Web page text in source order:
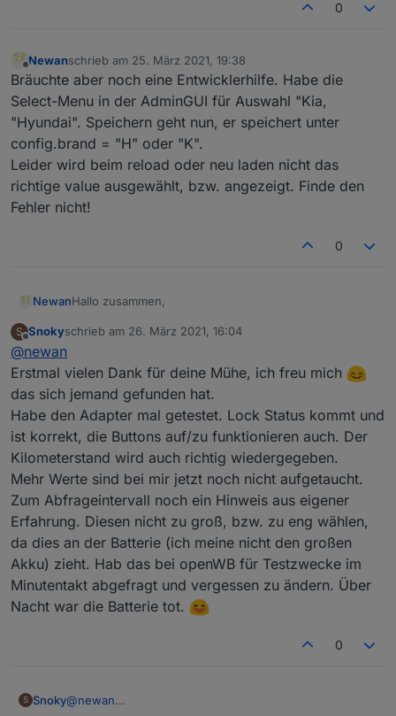
0
Offline
Newanschrieb am 25. März 2021, 19:38
zuletzt editiert von
Bräuchte aber noch eine Entwicklerhilfe. Habe die
Select-Menu in der AdminGUI für Auswahl "Kia,
"Hyundai". Speichern geht nun, er speichert unter
config.brand = "H" oder "K".
Leider wird beim reload oder neu laden nicht das
richtige value ausgewählt, bzw. angezeigt. Finde den
Fehler nicht!
0
NewanHallo zusammen,
nachdem unter
03ein Adapter Request gestellt wurde, habe ich mich
der Sache einmal angenommen.
Ich selber besitze kein Auto von Hyundai oder Kia und
ein User hat mir Zugangsdaten zur Verfügung gestellt
hat. Somit müsstet ihr mehr testen ;-)
Pre-Alpha zum testen:
https://github.com/Newan/ioBroker.bluelink
Freue mich auf Feedback!
S Snokyschrieb am 26. März 2021, 16:04
zuletzt editiert von
@newan
Erstmal vielen Dank für deine Mühe, ich freu mich
das sich jemand gefunden hat.
Habe den Adapter mal getestet. Lock Status kommt und
ist korrekt, die Buttons auf/zu funktionieren auch. Der
Kilometerstand wird auch richtig wiedergegeben.
Mehr Werte sind bei mir jetzt noch nicht aufgetaucht.
Zum Abfrageintervall noch ein Hinweis aus eigener
Erfahrung. Diesen nicht zu groß, bzw. zu eng wählen,
da dies an der Batterie (ich meine nicht den großen
Akku) zieht. Hab das bei openWB für Testzwecke im
Minutentakt abgefragt und vergessen zu ändern. Über
Nacht war die Batterie tot.
0
S Snoky@newan